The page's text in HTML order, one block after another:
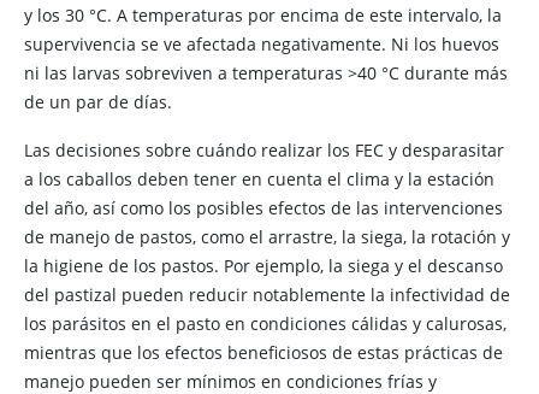
y los 30 °C. A temperaturas por encima de este intervalo, la
supervivencia se ve afectada negativamente. Ni los huevos
ni las larvas sobreviven a temperaturas >40 °C durante más
de un par de días.
Las decisiones sobre cuándo realizar los FEC y desparasitar
a los caballos deben tener en cuenta el clima y la estación
del año, así como los posibles efectos de las intervenciones
de manejo de pastos, como el arrastre, la siega, la rotación y
la higiene de los pastos. Por ejemplo, la siega y el descanso
del pastizal pueden reducir notablemente la infectividad de
los parásitos en el pasto en condiciones cálidas y calurosas,
mientras que los efectos beneficiosos de estas prácticas de
manejo pueden ser mínimos en condiciones frías y